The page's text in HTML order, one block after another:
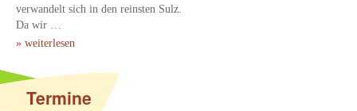
verwandelt sich in den reinsten Sulz.
Da wir …
» weiterlesen
Termine